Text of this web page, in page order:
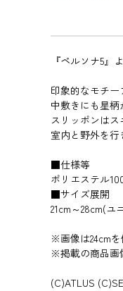
『ペルソナ5
印象的なモチー
中敷きにも星柄
スリッポンは
室内と野外を
■仕様等
ポリエステル
■サイズ展開
21cm～28cm(ユ
※画像は24cmを
※掲載の商品画
(C)ATLUS